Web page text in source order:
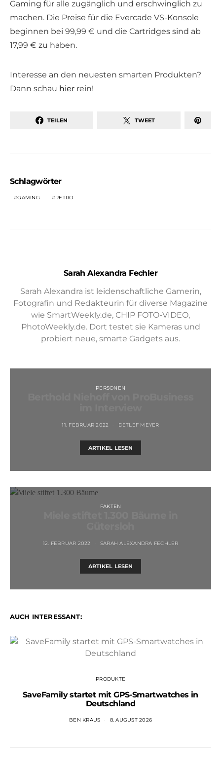
Gaming für alle zugänglich und erschwinglich zu
machen. Die Preise für die Evercade VS-Konsole
beginnen bei 99,99 € und die Cartridges sind ab
17,99 € zu haben.
Interesse an den neuesten smarten Produkten?
Dann schau hier rein!
TEILEN TWEET
Schlagwörter
GAMING RETRO
Sarah Alexandra Fechler
Sarah Alexandra ist leidenschaftliche Gamerin,
Fotografin und Redakteurin für diverse Magazine
wie SmartWeekly.de, CHIP FOTO-VIDEO,
PhotoWeekly.de. Dort testet sie Kameras und
probiert neue, smarte Gadgets aus.
PERSONEN
11. FEBRUAR 2022 DETLEF MEYER
ARTIKEL LESEN
FAKTEN
12. FEBRUAR 2022 SARAH ALEXANDRA FECHLER
ARTIKEL LESEN
AUCH INTERESSANT:
PRODUKTE
SaveFamily startet mit GPS-Smartwatches in
Deutschland
BEN KRAUS 8. AUGUST 2026